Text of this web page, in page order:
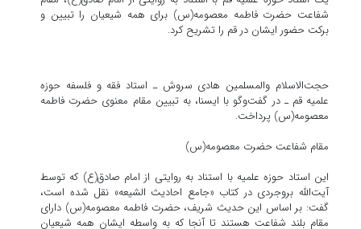
شفاعت حضرت فاطمه معصومه(س) برای همه شیعیان را تبیین و
برکت حضور ایشان در قم را تشریح کرد.
حجت‌الاسلام والمسلمین هادی سروش ـ استاد فقه و فلسفه حوزه
علمیه قم ـ در گفت‌وگو با ایسنا، به تبیین مقام معنوی حضرت فاطمه
معصومه(س) پرداخت.
مقام شفاعت حضرت معصومه(س)
این استاد حوزه علمیه با استناد به روایتی از امام صادق(ع) که توسط
آیت‌الله بروجردی در کتاب «جامع احادیث الشیعه» نقل شده است،
گفت: بر اساس این حدیث شریف، حضرت فاطمه معصومه(س) دارای
مقام بلند شفاعت هستند تا آنجا که به واسطه ایشان همه شیعیان